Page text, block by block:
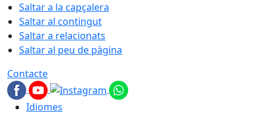
Saltar a la capçalera
Saltar al contingut
Saltar a relacionats
Saltar al peu de pàgina
Contacte
Idiomes